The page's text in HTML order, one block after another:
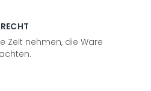
Zeit nehmen, die Ware